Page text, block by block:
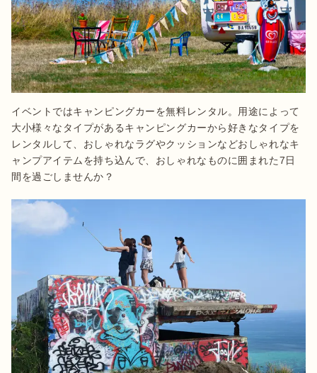
イベントではキャンピングカーを無料レンタル。用途によって
大小様々なタイプがあるキャンピングカーから好きなタイプを
レンタルして、おしゃれなラグやクッションなどおしゃれなキ
ャンプアイテムを持ち込んで、おしゃれなものに囲まれた7日
間を過ごしませんか？